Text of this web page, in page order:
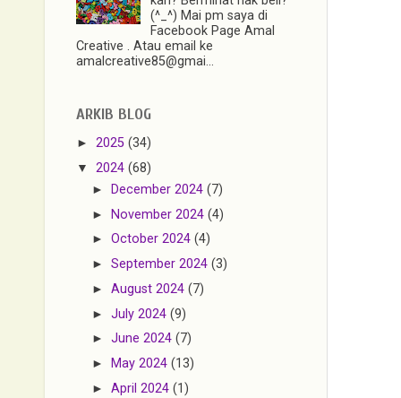
(^_^) Mai pm saya di
Facebook Page Amal
Creative . Atau email ke
amalcreative85@gmai...
ARKIB BLOG
► 2025 (34)
▼ 2024 (68)
► December 2024(7)
►November 2024(4)
►October 2024(4)
►September 2024(3)
►August 2024(7)
►July 2024(9)
►June 2024(7)
► May 2024(13)
►April 2024(1)